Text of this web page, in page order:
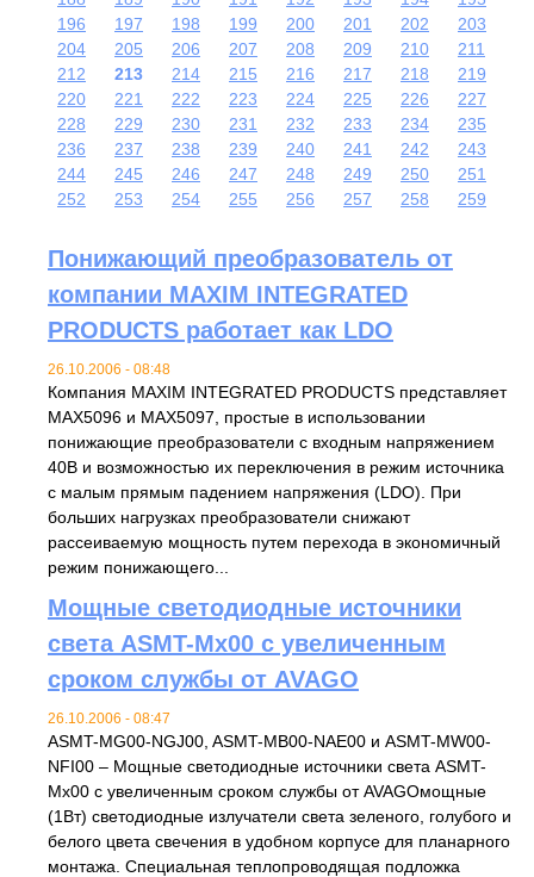
196
197 198 199 200 201 202
203
204
205 206 207 208 209 210
211
212
213 214 215 216 217 218
219
220
221 222 223 224 225 226
227
228
229 230 231 232 233 234
235
236
237 238 239 240 241 242
243
244
245 246 247 248 249 250
251
252
253 254 255 256 257 258 259
Понижающий преобразователь от
компании MAXIM INTEGRATED
PRODUCTS работает как LDO
26.10.2006 - 08:48
Компания MAXIM INTEGRATED PRODUCTS представляет
MAX5096 и MAX5097, простые в использовании
понижающие преобразователи с входным напряжением
40В и возможностью их переключения в режим источника
с малым прямым падением напряжения (LDO). При
больших нагрузках преобразователи снижают
рассеиваемую мощность путем перехода в экономичный
режим понижающего...
Мощные светодиодные источники
света ASMT-Mx00 с увеличенным
сроком службы от AVAGO
26.10.2006 - 08:47
ASMT-MG00-NGJ00, ASMT-MB00-NAE00 и ASMT-MW00-
NFI00 – Мощные светодиодные источники света ASMT-
Mx00 с увеличенным сроком службы от AVAGOмощные
(1Вт) светодиодные излучатели света зеленого, голубого и
белого цвета свечения в удобном корпусе для планарного
монтажа. Специальная теплопроводящая подложка